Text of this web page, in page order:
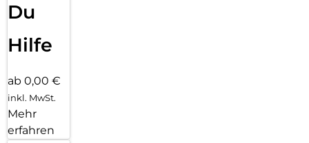
Du
Hilfe
ab 0,00 €
inkl. MwSt.
Mehr
erfahren